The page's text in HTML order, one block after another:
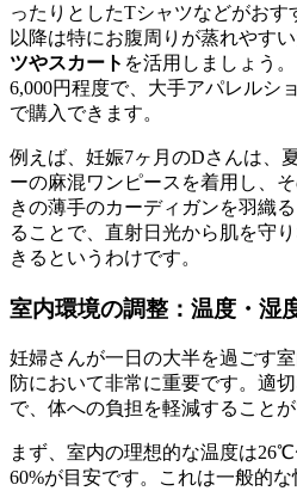
ったりとしたTシャツなどがおす
以降は特にお腹周りが蒸れやすい
ツやスカート を活用しましょう
6,000円程度で、大手アパレルシ
で購入できます。
例えば、妊娠7ヶ月のDさんは、
ーの麻混ワンピースを着用し、
きの薄手のカーディガンを羽織
ることで、直射日光から肌を守
きるというわけです。
室内環境の調整：温度・湿
妊婦さんが一日の大半を過ごす
防において非常に重要です。適
で、体への負担を軽減することが
まず、室内の理想的な温度は
60%が目安です。これは一般的